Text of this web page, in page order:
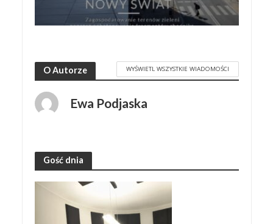
O Autorze WYŚWIETL WSZYSTKIE WIADOMOŚCI
Ewa Podjaska
Gość dnia